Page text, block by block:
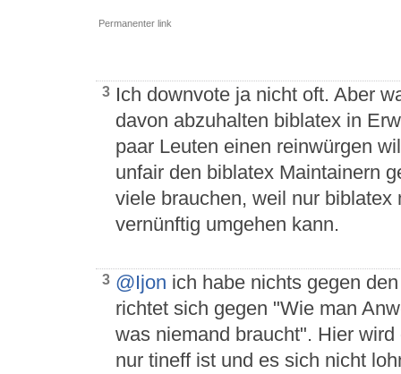
Permanenter link
3 Ich downvote ja nicht oft. Aber
davon abzuhalten biblatex in
paar Leuten einen reinwürgen
unfair den biblatex Maintainern
viele brauchen, weil nur
vernünftig umgehen kann.
3 @Ijon ich habe nichts gegen
richtet sich gegen "Wie man
was niemand braucht". Hier
nur tineff ist und es sich nicht